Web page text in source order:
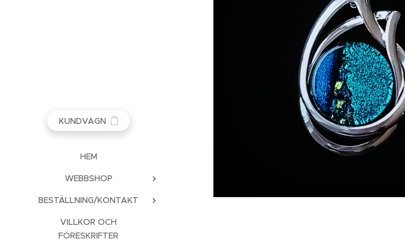
KUNDVAGN
HEM
WEBBSHOP
BESTÄLLNING/KONTAKT
VILLKOR OCH
FÖRESKRIFTER